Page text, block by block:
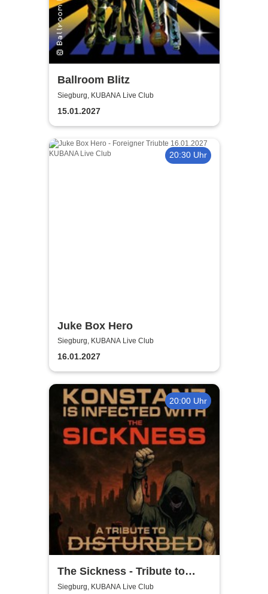
Ballroom Blitz
Siegburg, KUBANA Live Club
15.01.2027
20:30 Uhr
Juke Box Hero
Siegburg, KUBANA Live Club
16.01.2027
20:00 Uhr
The Sickness - Tribute to
Disturbed
Siegburg, KUBANA Live Club